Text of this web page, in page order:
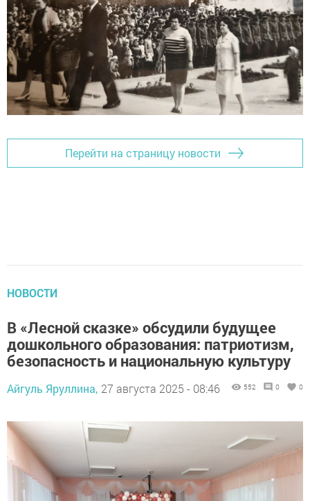
Перейти на страницу новости
НОВОСТИ
В «Лесной сказке» обсудили будущее
дошкольного образования: патриотизм,
безопасность и национальную культуру
Айгуль Яруллина, 27 августа 2025 - 08:46 552 0 0